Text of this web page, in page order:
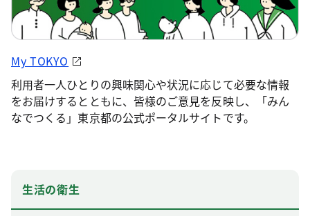
My TOKYO
利用者一人ひとりの興味関心や状況に応じて必要な情報
をお届けするとともに、皆様のご意見を反映し、「みん
なでつくる」東京都の公式ポータルサイトです。
生活の衛生